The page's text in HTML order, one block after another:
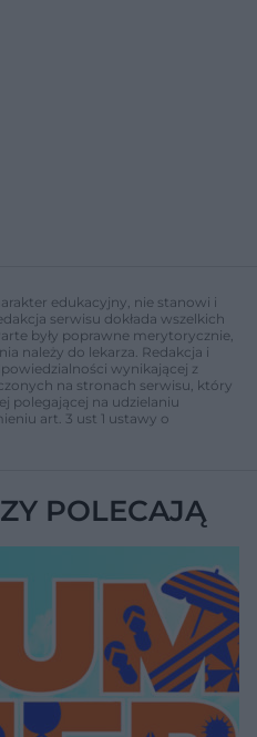
edukacyjny, nie stanowi i
serwisu dokłada wszelkich
były poprawne merytorycznie,
należy do lekarza. Redakcja i
wynikającej z
na stronach serwisu, który
polegającej na udzielaniu
art. 3 ust 1 ustawy o
POLECAJĄ